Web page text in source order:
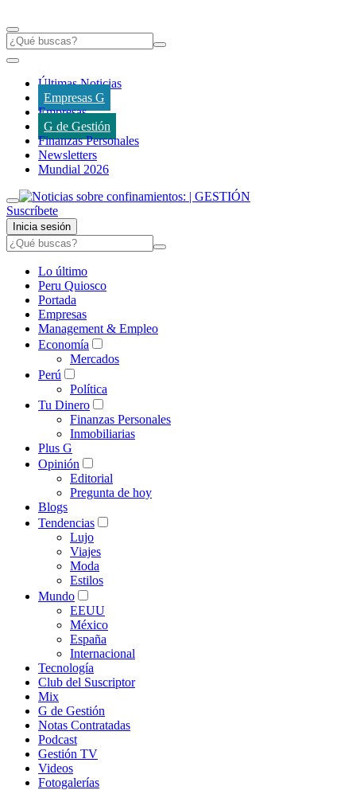
Últimas Noticias
Empresas G
Empresas
G de Gestión
Finanzas Personales
Newsletters
Mundial 2026
Suscríbete
Inicia sesión
Lo último
Peru Quiosco
Portada
Empresas
Management & Empleo
Economía
Mercados
Perú
Política
Tu Dinero
Finanzas Personales
Inmobiliarias
Plus G
Opinión
Editorial
Pregunta de hoy
Blogs
Tendencias
Lujo
Viajes
Moda
Estilos
Mundo
EEUU
México
España
Internacional
Tecnología
Club del Suscriptor
Mix
G de Gestión
Notas Contratadas
Podcast
Gestión TV
Videos
Fotogalerías